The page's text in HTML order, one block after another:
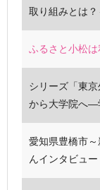
取り組みとは？
ふるさと小松
シリーズ「東
から大学院へ―
愛知県豊橋市
んインタビュー